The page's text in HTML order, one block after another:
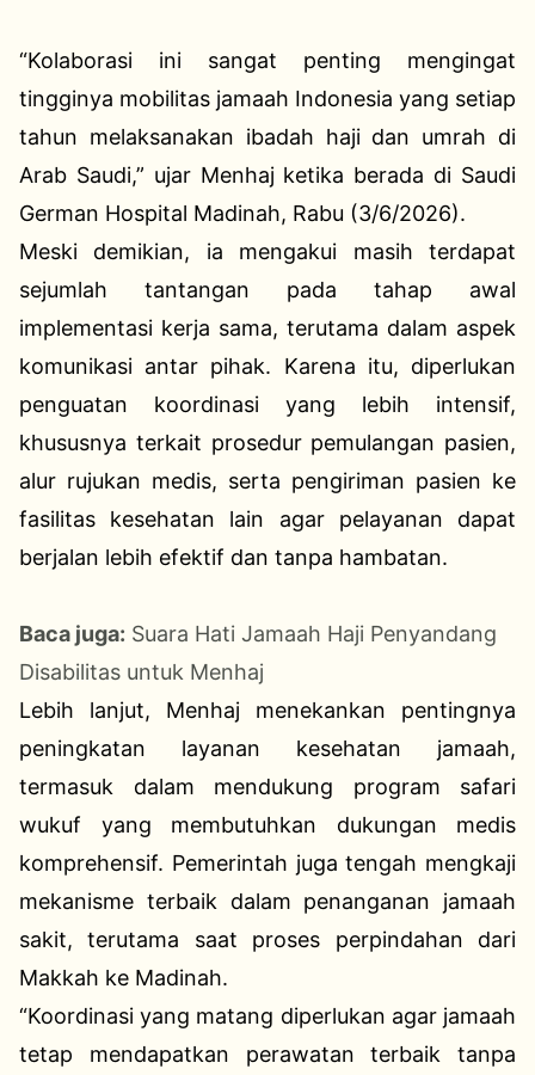
“Kolaborasi ini sangat penting mengingat
tingginya mobilitas jamaah Indonesia yang setiap
tahun melaksanakan ibadah haji dan umrah di
Arab Saudi,” ujar Menhaj ketika berada di Saudi
German Hospital Madinah, Rabu (3/6/2026).
Meski demikian, ia mengakui masih terdapat
sejumlah tantangan pada tahap awal
implementasi kerja sama, terutama dalam aspek
komunikasi antar pihak. Karena itu, diperlukan
penguatan koordinasi yang lebih intensif,
khususnya terkait prosedur pemulangan pasien,
alur rujukan medis, serta pengiriman pasien ke
fasilitas kesehatan lain agar pelayanan dapat
berjalan lebih efektif dan tanpa hambatan.
Baca juga: Suara Hati Jamaah Haji Penyandang
Disabilitas untuk Menhaj
Lebih lanjut, Menhaj menekankan pentingnya
peningkatan layanan kesehatan jamaah,
termasuk dalam mendukung program safari
wukuf yang membutuhkan dukungan medis
komprehensif. Pemerintah juga tengah mengkaji
mekanisme terbaik dalam penanganan jamaah
sakit, terutama saat proses perpindahan dari
Makkah ke Madinah.
“Koordinasi yang matang diperlukan agar jamaah
tetap mendapatkan perawatan terbaik tanpa